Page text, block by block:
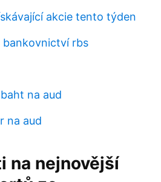
akcie tento týden
bankovnictví rbs
na aud
na aud
na nejnovější